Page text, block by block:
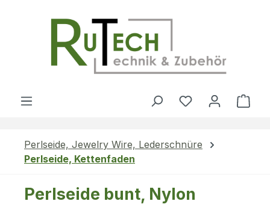
Du hast 0
Perlseide, Jewelry Wire, Lederschnüre
Perlseide, Kettenfaden
Perlseide bunt, Nylon